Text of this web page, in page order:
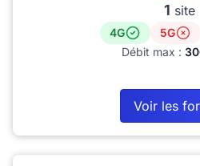
1 site
4G 5G
Débit max :
Voir les